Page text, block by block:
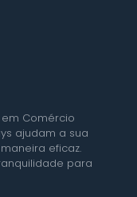
Comércio
ajudam a sua
eficaz.
para